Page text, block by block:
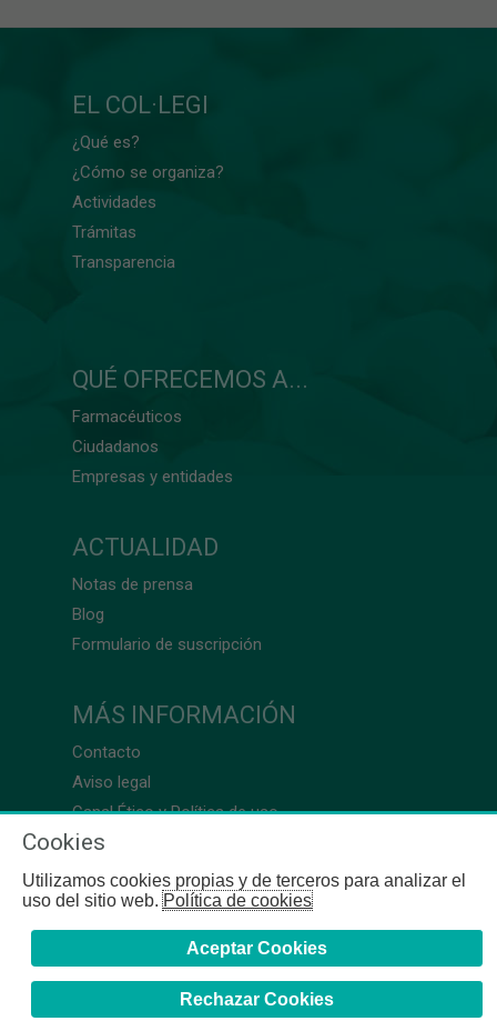
EL COL·LEGI
¿Qué es?
¿Cómo se organiza?
Actividades
Trámitas
Transparencia
QUÉ OFRECEMOS A...
Farmacéuticos
Ciudadanos
Empresas y entidades
ACTUALIDAD
Notas de prensa
Blog
Formulario de suscripción
MÁS INFORMACIÓN
Contacto
Aviso legal
Canal Ético y Política de uso
Cookies
Utilizamos cookies propias y de terceros para analizar el
uso del sitio web.Política de cookies
Aceptar Cookies
Rechazar Cookies